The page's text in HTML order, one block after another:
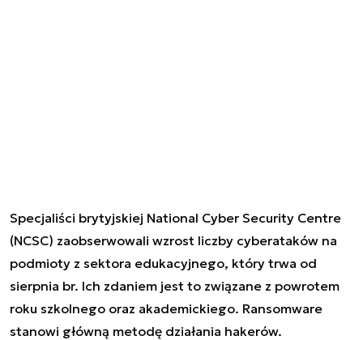
Specjaliści brytyjskiej National Cyber Security Centre
(NCSC) zaobserwowali wzrost liczby cyberataków na
podmioty z sektora edukacyjnego, który trwa od
sierpnia br. Ich zdaniem jest to związane z powrotem
roku szkolnego oraz akademickiego. Ransomware
stanowi główną metodę działania hakerów.